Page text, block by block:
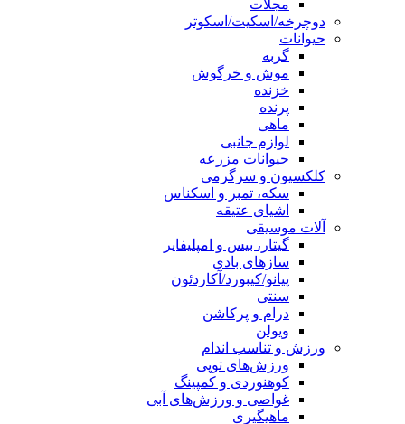
مجلات
دوچرخه/اسکیت/اسکوتر
حیوانات
گربه
موش و خرگوش
خزنده
پرنده
ماهی
لوازم جانبی
حیوانات مزرعه
کلکسیون و سرگرمی
سکه، تمبر و اسکناس
اشیای عتیقه
آلات موسیقی
گیتار، بیس و امپلیفایر
سازهای بادی
پیانو/کیبورد/آکاردئون
سنتی
درام و پرکاشن
ویولن
ورزش و تناسب اندام
ورزش‌های توپی
کوهنوردی و کمپینگ
غواصی و ورزش‌های آبی
ماهیگیری